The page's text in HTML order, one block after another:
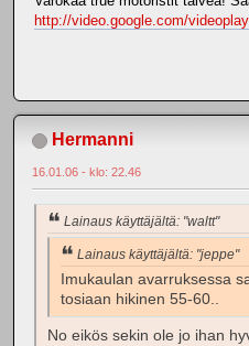
http://video.google.com/
Hermanni
16.01.06 - klo: 22.46
Lainaus käyttäjältä: "waltt"
Lainaus käyttäjältä: "jeppe"
Imukaulan avarruksessa
tosiaan hikinen 55-60..
No eikös sekin ole jo ihan